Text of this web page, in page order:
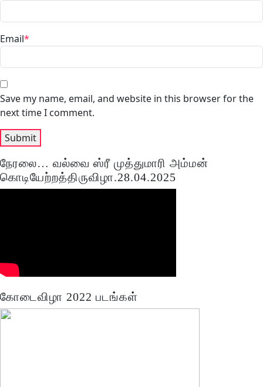
Email*
Save my name, email, and website in this browser for the
next time I comment.
நேரலை… வல்வை ஸ்ரீ முத்துமாரி அம்மன்
கொடியேற்றத்திருவிழா.28.04.2025
கோடைவிழா 2022 படங்கள்